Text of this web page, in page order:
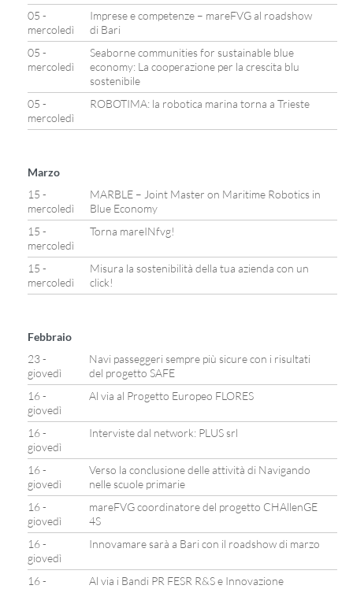
05 -
mercoledì
Imprese e competenze – mareFVG al roadshow
di Bari
05 -
mercoledì
Seaborne communities for sustainable blue
economy: La cooperazione per la crescita blu
sostenibile
05 -
mercoledì
ROBOTIMA: la robotica marina torna a Trieste
Marzo
15 -
mercoledì
MARBLE – Joint Master on Maritime Robotics in
Blue Economy
15 -
mercoledì
Torna mareINfvg!
15 -
mercoledì
Misura la sostenibilità della tua azienda con un
click!
Febbraio
23 -
giovedì
Navi passeggeri sempre più sicure con i risultati
del progetto SAFE
16 -
giovedì
Al via al Progetto Europeo FLORES
16 -
giovedì
Interviste dal network: PLUS srl
16 -
giovedì
Verso la conclusione delle attività di Navigando
nelle scuole primarie
16 -
giovedì
mareFVG coordinatore del progetto CHAllenGE
4S
16 -
giovedì
Innovamare sarà a Bari con il roadshow di marzo
16 -
Al via i Bandi PR FESR R&S e Innovazione